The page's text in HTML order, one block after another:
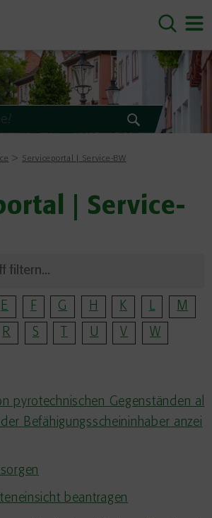
Serviceportal | Service-BW
| Service-
E F G H K L
M
R S U V W
pyrotechnischen Gegenständen al
Befähigungsscheininhaber anzei
beantragen